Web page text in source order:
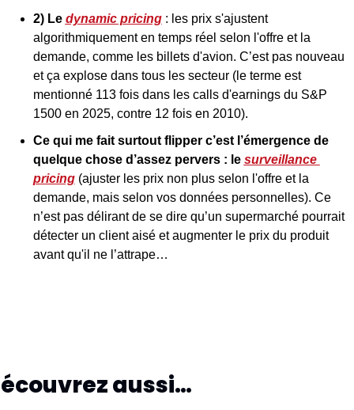
2) Le dynamic pricing : les prix s'ajustent
algorithmiquement en temps réel selon l'offre et la
demande, comme les billets d'avion. C’est pas nouveau
et ça explose dans tous les secteur (le terme est
mentionné 113 fois dans les calls d'earnings du S&P
1500 en 2025, contre 12 fois en 2010).
Ce qui me fait surtout flipper c’est l’émergence de
quelque chose d’assez pervers : le surveillance
pricing (ajuster les prix non plus selon l'offre et la
demande, mais selon vos données personnelles). Ce
n’est pas délirant de se dire qu’un supermarché pourrait
détecter un client aisé et augmenter le prix du produit
avant qu'il ne l’attrape…
aussi…